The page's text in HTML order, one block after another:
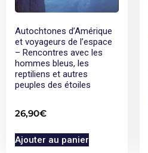
Autochtones d’Amérique
et voyageurs de l’espace
– Rencontres avec les
hommes bleus, les
reptiliens et autres
peuples des étoiles
26,90€
Ajouter au panier